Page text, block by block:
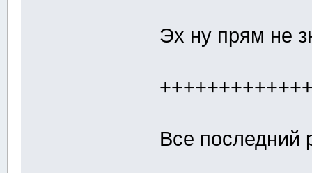
Эх ну прям не
Все последний